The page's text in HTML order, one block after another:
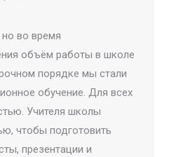
во время
объём работы в школе
порядке мы стали
обучение. Для всех
Учителя школы
чтобы подготовить
презентации и